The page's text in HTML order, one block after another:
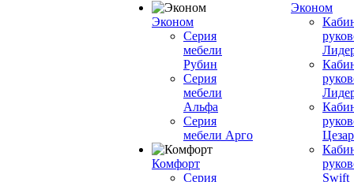
Эконом
Серия
мебели
Рубин
Серия
мебели
Альфа
Серия
мебели Арго
Комфорт
Серия
Эконом
Swift